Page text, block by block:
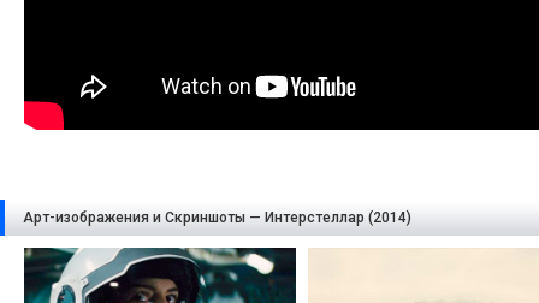
Арт-изображения и Скриншоты — Интерстеллар (2014)